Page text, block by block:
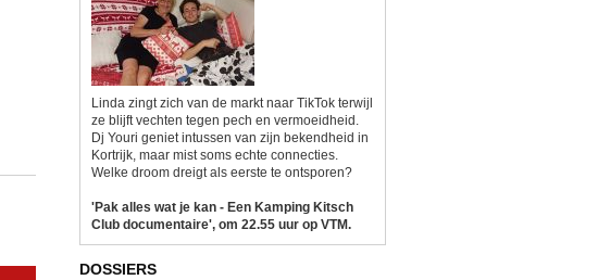
Linda zingt zich van de markt naar TikTok terwijl
ze blijft vechten tegen pech en vermoeidheid.
Dj Youri geniet intussen van zijn bekendheid in
Kortrijk, maar mist soms echte connecties.
Welke droom dreigt als eerste te ontsporen?
'Pak alles wat je kan - Een Kamping Kitsch
Club documentaire', om 22.55 uur op VTM.
DOSSIERS